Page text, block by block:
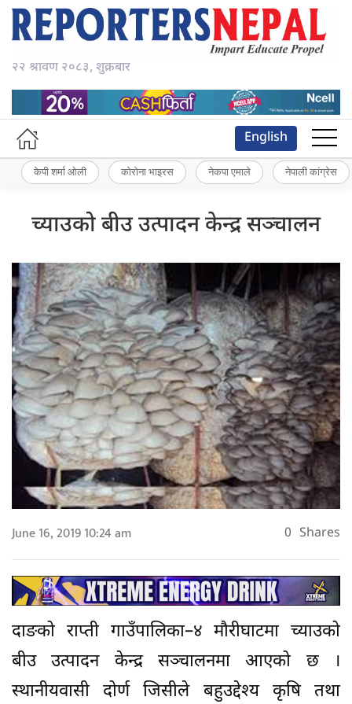
२२ श्रावण २०८३, शुक्रबार
English
केपी शर्मा ओली कोरोना भाइरस नेकपा एमाले नेपाली कांग्रेस
च्याउको बीउ उत्पादन केन्द्र सञ्चालन
June 16, 2019 10:24 am 0 Shares
दाङको राप्ती गाउँपालिका–४ मौरीघाटमा च्याउको
बीउ उत्पादन केन्द्र सञ्चालनमा आएको छ ।
स्थानीयवासी दोर्ण जिसीले बहुउद्देश्य कृषि तथा